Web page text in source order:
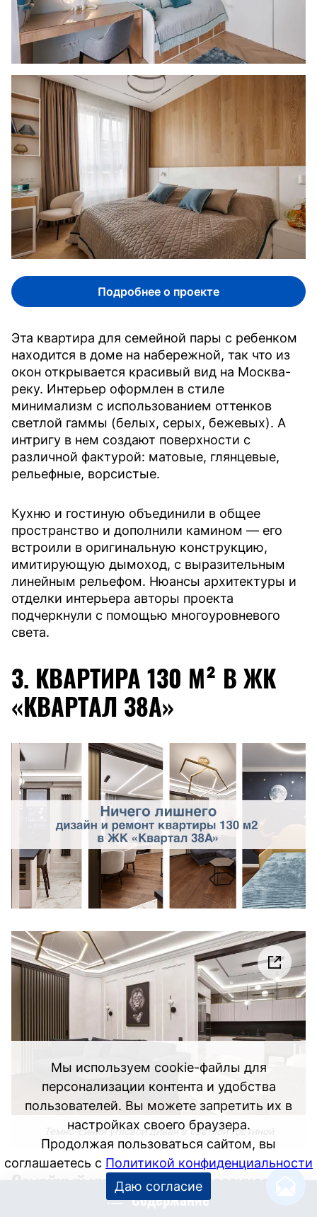
Подробнее о проекте
Эта квартира для семейной пары с ребенком
находится в доме на набережной, так что из
окон открывается красивый вид на Москва-
реку. Интерьер оформлен в стиле
минимализм с использованием оттенков
светлой гаммы (белых, серых, бежевых). А
интригу в нем создают поверхности с
различной фактурой: матовые, глянцевые,
рельефные, ворсистые.
Кухню и гостиную объединили в общее
пространство и дополнили камином — его
встроили в оригинальную конструкцию,
имитирующую дымоход, с выразительным
линейным рельефом. Нюансы архитектуры и
отделки интерьера авторы проекта
подчеркнули с помощью многоуровневого
света.
3. КВАРТИРА 130 М² В ЖК
«КВАРТАЛ 38А»
Темно-синий угловой диван в светлой гостиной
Семейный интерьер в неоклассическом
Содержание
Мы используем cookie-файлы для
персонализации контента и удобства
пользователей. Вы можете запретить их в
настройках своего браузера.
Продолжая пользоваться сайтом, вы
соглашаетесь с Политикой конфиденциальности
Даю согласие